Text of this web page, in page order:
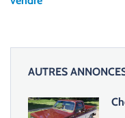
s
e
AUTRES